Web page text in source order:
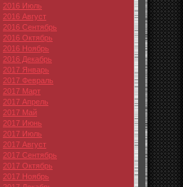
2016 Июль
2016 Август
2016 Сентябрь
2016 Октябрь
2016 Ноябрь
2016 Декабрь
2017 Январь
2017 Февраль
2017 Март
2017 Апрель
2017 Май
2017 Июнь
2017 Июль
2017 Август
2017 Сентябрь
2017 Октябрь
2017 Ноябрь